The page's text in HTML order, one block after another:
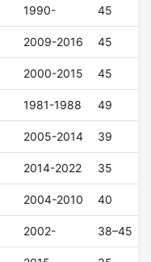
1990- 45
2009-2016 45
2000-2015 45
1981-1988 49
2005-2014 39
2014-2022 35
2004-2010 40
2002- 38–45